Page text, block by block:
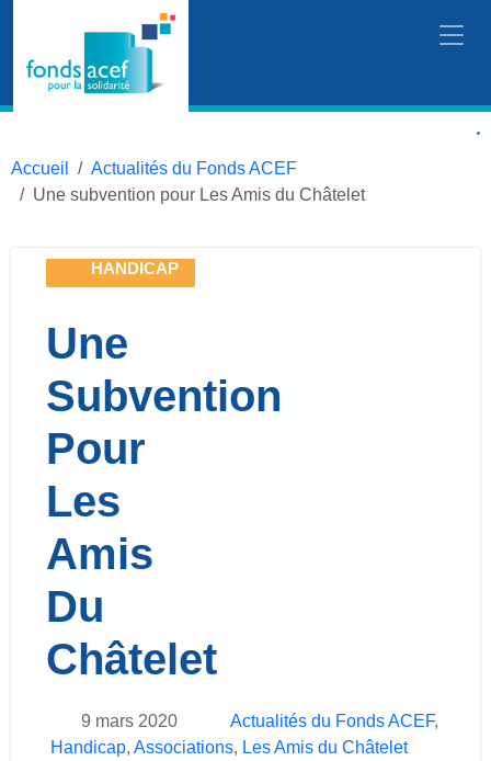
Accueil
Actualités du Fonds ACEF
Une subvention pour Les Amis du Châtelet
HANDICAP
Une
Subvention
Pour
Les
Amis
Du
Châtelet
9 mars 2020 Actualités du Fonds ACEF,
Handicap, Associations, Les Amis du Châtelet